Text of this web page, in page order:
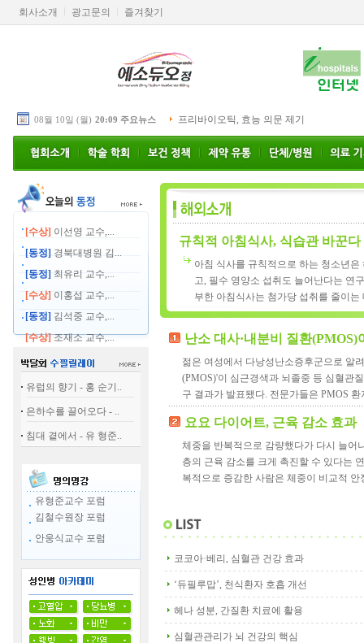
회사소개 광고문의 즐겨찾기
08월 10일 (월) 20:09 주요뉴스 프리바이오틱, 효능 의문 제기
[수상] 이선영 교수,...
[동정] 경북대병원 김...
[동정] 최유리 교수,...
[수상] 이홍섭 교수,...
[동정] 김석중 교수,...
[수상]조재소 교수,...
유럽의 향기 - 홍 순기..
은하수를 끌어오다 - ..
침대 곁에서 - 유 형준..
유형준교수 포럼
김철수원장 포럼
안웅식교수 포럼
규칙적 아침식사, 식습관 바꾼다
아침 식사를 규칙적으로 하는 청소년
고, 필수 영양소 섭취도 늘어난다는 연
부한 아침식사는 첨가당 섭취를 줄이는
난소 대사·내분비 질환(PMOS)
젊은 여성에서 다낭성난소증후군으로 알
(PMOS)'이 심근경색과 뇌졸중 등 심혈관
구 결과가 발표됐다. 전문가들은 PMOS
요요 다이어트, 근육 감소 효과
체중을 반복적으로 감량했다가 다시 늘어
층의 근육 감소를 크게 촉진할 수 있다는
복적으로 증감한 사람은 체중이 비교적 안
코코아·베리, 심혈관 건강 효과
‘듀필루맙’, 천식환자 호흡 개선
헤나 성분, 간질환 치료에 활용
심혈관관리가 뇌 건강의 핵심